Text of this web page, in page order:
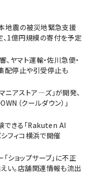
本地震の被災地緊急支援
1億円規模の寄付を予定
ヤマト運輸・佐川急便・
配停止や引受停止も
ニアストア―ズ」が開発、
（クールダウン）」
できる「Rakuten AI
フィコ横浜で開催
ショップサーブ」に不正
い。店舗関連情報も流出